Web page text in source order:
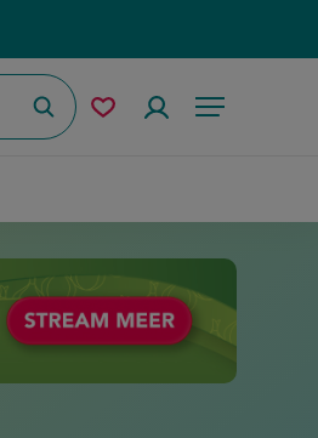
Menu
ZoekenMijn Accountmenu